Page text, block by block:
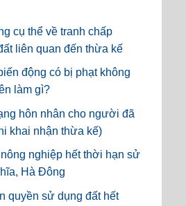
cụ thể về tranh chấp
liên quan đến thừa kế
động có bị phạt không
làm gì?
hôn nhân cho người đã
khai nhận thừa kế)
nghiệp hết thời hạn sử
Hà Đông
quyền sử dụng đất hết